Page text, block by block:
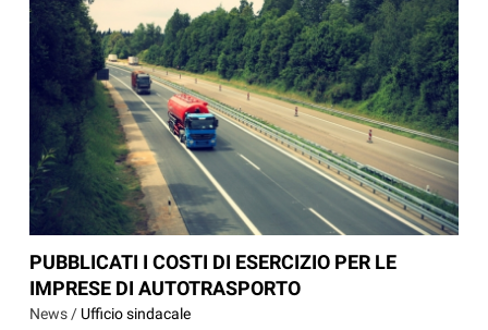
PUBBLICATI I COSTI DI ESERCIZIO PER LE
IMPRESE DI AUTOTRASPORTO
News / Ufficio sindacale